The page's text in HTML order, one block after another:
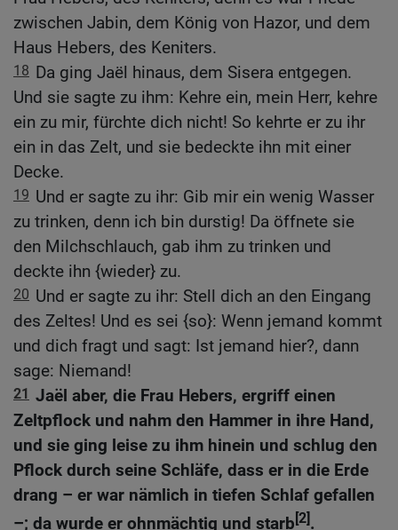
zwischen Jabin, dem König von Hazor, und dem
Haus Hebers, des Keniters.
18 Da ging Jaël hinaus, dem Sisera entgegen.
Und sie sagte zu ihm: Kehre ein, mein Herr, kehre
ein zu mir, fürchte dich nicht! So kehrte er zu ihr
ein in das Zelt, und sie bedeckte ihn mit einer
Decke.
19 Und er sagte zu ihr: Gib mir ein wenig Wasser
zu trinken, denn ich bin durstig! Da öffnete sie
den Milchschlauch, gab ihm zu trinken und
deckte ihn {wieder} zu.
20 Und er sagte zu ihr: Stell dich an den Eingang
des Zeltes! Und es sei {so}: Wenn jemand kommt
und dich fragt und sagt: Ist jemand hier?, dann
sage: Niemand!
21 Jaël aber, die Frau Hebers, ergriff einen
Zeltpflock und nahm den Hammer in ihre Hand,
und sie ging leise zu ihm hinein und schlug den
Pflock durch seine Schläfe, dass er in die Erde
drang – er war nämlich in tiefen Schlaf gefallen
–; da wurde er ohnmächtig und starb [2].